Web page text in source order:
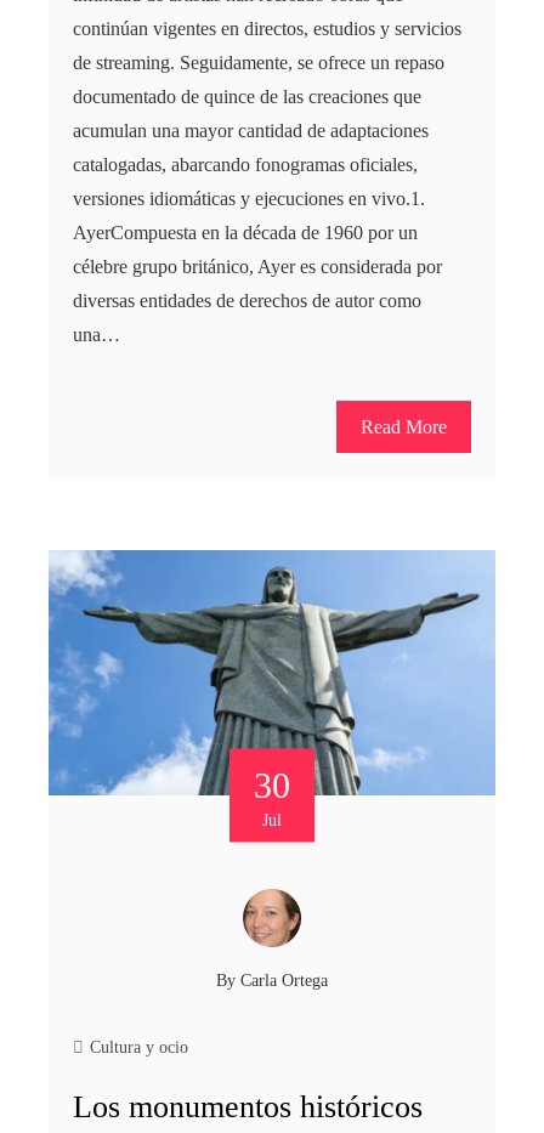
continúan vigentes en directos, estudios y servicios
de streaming. Seguidamente, se ofrece un repaso
documentado de quince de las creaciones que
acumulan una mayor cantidad de adaptaciones
catalogadas, abarcando fonogramas oficiales,
versiones idiomáticas y ejecuciones en vivo.1.
AyerCompuesta en la década de 1960 por un
célebre grupo británico, Ayer es considerada por
diversas entidades de derechos de autor como
una…
Read More
30
Jul
By Carla Ortega
Cultura y ocio
Los monumentos históricos